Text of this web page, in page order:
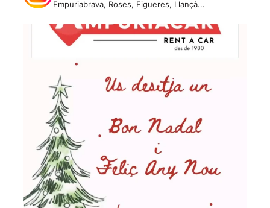
Empuriabrava, Roses, Figueres, Llançà...